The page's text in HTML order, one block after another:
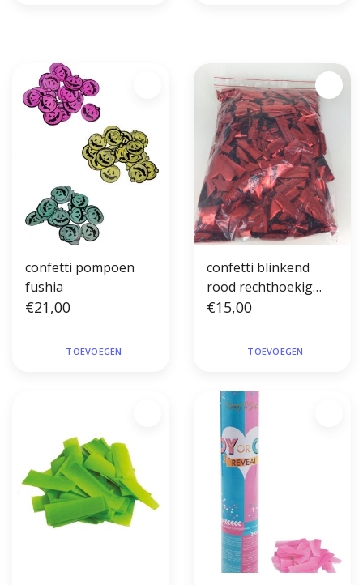
confetti pompoen
fushia
€21,00
TOEVOEGEN
confetti blinkend
rood rechthoekig
300gr
€15,00
TOEVOEGEN